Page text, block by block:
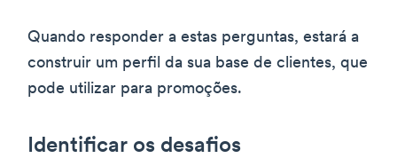
Quando responder a estas perguntas, estará a
construir um perfil da sua base de clientes, que
pode utilizar para promoções.
Identificar os desafios